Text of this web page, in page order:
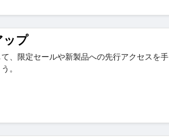
ップ
、限定セールや新製品への先行アクセスを手
。